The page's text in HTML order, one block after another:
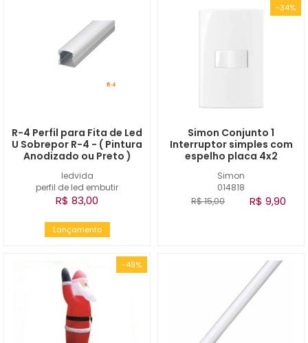
ledvida
perfil de led embutir
R-4 Perfil para Fita de Led
U Sobrepor R-4 - ( Pintura
Anodizado ou Preto )
R$ 83,00
Lançamento
-34%
Simon
014818
Simon Conjunto 1
Interruptor simples com
espelho placa 4x2
R$ 15,00 R$ 9,90
-49%